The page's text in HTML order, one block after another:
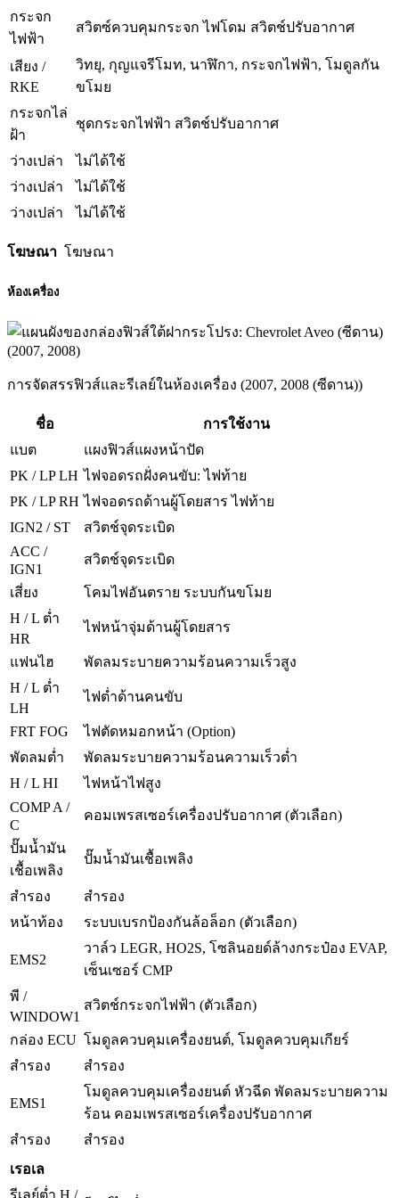
กระจก
ไฟฟ้า
สวิตซ์ควบคุมกระจก ไฟโดม สวิตช์ปรับอากาศ
เสียง /
RKE
วิทยุ, กุญแจรีโมท, นาฬิกา, กระจกไฟฟ้า, โมดูลกัน
ขโมย
กระจกไล่
ฝ้า
ชุดกระจกไฟฟ้า สวิตช์ปรับอากาศ
ว่างเปล่า
ไม่ได้ใช้
ว่างเปล่า
ไม่ได้ใช้
ว่างเปล่า
ไม่ได้ใช้
โฆษณา โฆษณา
ห้องเครื่อง
การจัดสรรฟิวส์และรีเลย์ในห้องเครื่อง (2007, 2008 (ซีดาน))
ชื่อ
การใช้งาน
แบต
แผงฟิวส์แผงหน้าปัด
PK / LP LH ไฟจอดรถฝั่งคนขับ: ไฟท้าย
PK / LP RH ไฟจอดรถด้านผู้โดยสารไฟท้าย
IGN2 / ST
สวิตช์จุดระเบิด
ACC /
IGN1
สวิตช์จุดระเบิด
เสี่ยง โคมไฟอันตราย ระบบกันขโมย
H / L ต่ำ
HR
ไฟหน้าจุ่มด้านผู้โดยสาร
แฟนไฮ
พัดลมระบายความร้อนความเร็วสูง
H / L ต่ำ
LH
ไฟต่ำด้านคนขับ
FRT FOG
ไฟตัดหมอกหน้า (Option)
พัดลมต่ำ
พัดลมระบายความร้อนความเร็วต่ำ
H / L HI
ไฟหน้าไฟสูง
COMP A /
C
คอมเพรสเซอร์เครื่องปรับอากาศ (ตัวเลือก)
ปั๊มน้ำมัน
เชื้อเพลิง
ปั๊มน้ำมันเชื้อเพลิง
สำรอง
สำรอง
หน้าท้อง
ระบบเบรกป้องกันล้อล็อก (ตัวเลือก)
EMS2
วาล์ว LEGR, HO2S, โซลินอยด์ล้างกระป๋อง EVAP,
เซ็นเซอร์ CMP
พี /
WINDOW1
สวิตช์กระจกไฟฟ้า (ตัวเลือก)
กล่อง ECU โมดูลควบคุมเครื่องยนต์, โมดูลควบคุมเกียร์
สำรอง
สำรอง
EMS1
โมดูลควบคุมเครื่องยนต์ หัวฉีด พัดลมระบายความ
ร้อน คอมเพรสเซอร์เครื่องปรับอากาศ
สำรอง
สำรอง
เรอเล
รีเลย์ต่ำ H /